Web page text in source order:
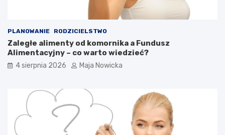
PLANOWANIE RODZICIELSTWO
Zaległe alimenty od komornika a Fundusz
Alimentacyjny – co warto wiedzieć?
4 sierpnia 2026 Maja Nowicka